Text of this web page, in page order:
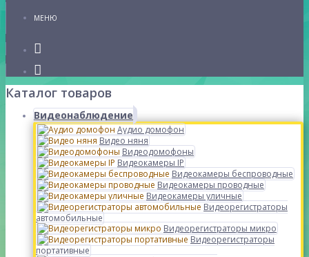
МЕНЮ
Каталог товаров
Видеонаблюдение
Аудио домофон
Видео няня
Видеодомофоны
Видеокамеры IP
Видеокамеры беспроводные
Видеокамеры проводные
Видеокамеры уличные
Видеорегистраторы
автомобильные
Видеорегистраторы микро
Видеорегистраторы
портативные